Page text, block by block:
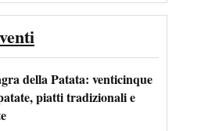
della Patata: venticinque
piatti tradizionali e